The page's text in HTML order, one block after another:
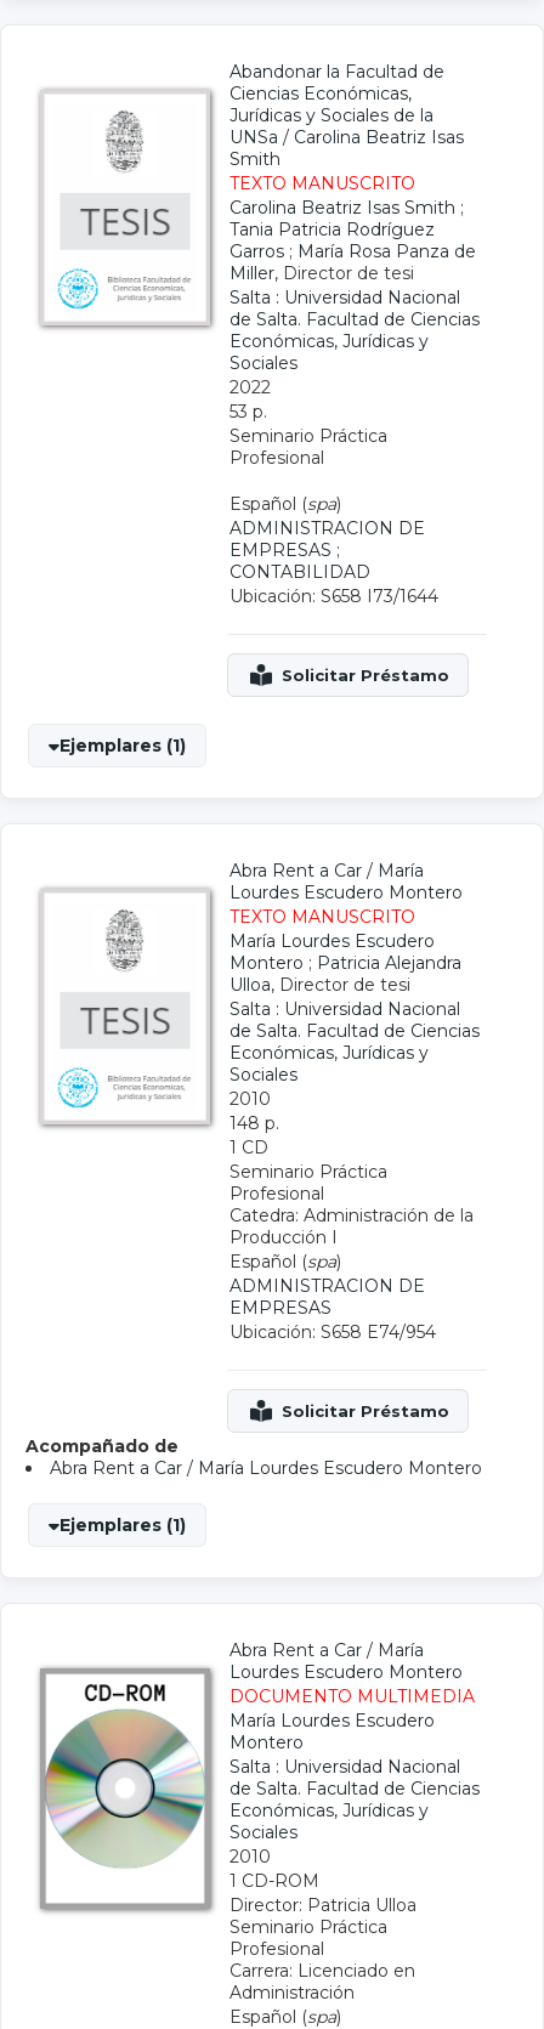
Abandonar la Facultad de
Ciencias Económicas,
Jurídicas y Sociales de la
UNSa / Carolina Beatriz Isas
Smith
TEXTO MANUSCRITO
Carolina Beatriz Isas Smith ;
Tania Patricia Rodríguez
Garros ; María Rosa Panza de
Miller, Director de tesi
Salta : Universidad Nacional
de Salta. Facultad de Ciencias
Económicas, Jurídicas y
Sociales
2022
53 p.
Seminario Práctica
Profesional
Español (spa)
ADMINISTRACION DE
EMPRESAS ;
CONTABILIDAD
Ubicación: S658 I73/1644
Ejemplares (1)
Abra Rent a Car / María
Lourdes Escudero Montero
TEXTO MANUSCRITO
María Lourdes Escudero
Montero ; Patricia Alejandra
Ulloa, Director de tesi
Salta : Universidad Nacional
de Salta. Facultad de Ciencias
Económicas, Jurídicas y
Sociales
2010
148 p.
1 CD
Seminario Práctica
Profesional
Catedra: Administración de la
Producción I
Español (spa)
ADMINISTRACION DE
EMPRESAS
Ubicación: S658 E74/954
Acompañado de
Abra Rent a Car / María Lourdes Escudero Montero
Ejemplares (1)
Abra Rent a Car / María
Lourdes Escudero Montero
DOCUMENTO MULTIMEDIA
María Lourdes Escudero
Montero
Salta : Universidad Nacional
de Salta. Facultad de Ciencias
Económicas, Jurídicas y
Sociales
2010
1 CD-ROM
Director: Patricia Ulloa
Seminario Práctica
Profesional
Carrera: Licenciado en
Administración
Español (spa)